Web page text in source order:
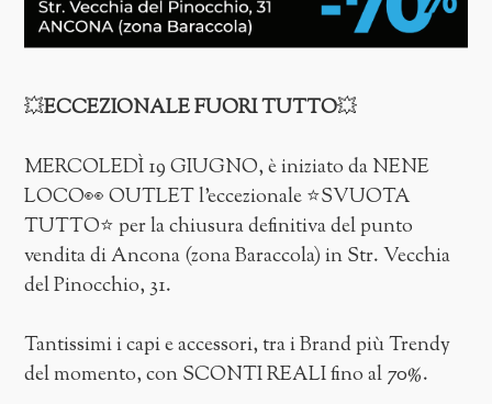
💥ECCEZIONALE FUORI TUTTO💥
MERCOLEDÌ 19 GIUGNO, è iniziato da NENE
LOCO👀 OUTLET l'eccezionale ⭐SVUOTA
TUTTO⭐ per la chiusura definitiva del punto
vendita di Ancona (zona Baraccola) in Str. Vecchia
del Pinocchio, 31.
Tantissimi i capi e accessori, tra i Brand più Trendy
del momento, con SCONTI REALI fino al 70%.